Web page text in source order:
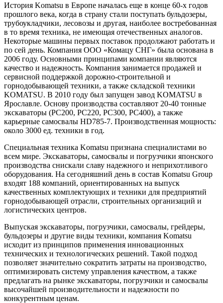
История Komatsu в Европе началась еще в конце 60-х годов
прошлого века, когда в страну стали поступать бульдозеры,
трубоукладчики, лесовозы и другая, наиболее востребованная
в то время техника, не имеющая отечественных аналогов.
Некоторые машины первых поставок продолжают работать и
по сей день. Компания ООО «Комацу СНГ» была основана в
2006 году. Основными принципами компании являются
качество и надежность. Компания занимается продажей и
сервисной поддержкой дорожно-строительной и
горнодобывающей техники, а также складской техники
KOMATSU. В 2010 году был запущен завод KOMATSU в
Ярославле. Основу производства составляют 20-40 тонные
экскаваторы (PC200, PC220, PC300, PC400), а также
карьерные самосвалы HD785-7. Производственная мощность:
около 3000 ед. техники в год.
Специальная техника Komatsu признана специалистами во
всем мире. Экскаваторы, самосвалы и погрузчики японского
производства снискали славу надежного и неприхотливого
оборудования. На сегодняшний день в состав Komatsu Group
входят 188 компаний, ориентированных на выпуск
качественных комплектующих и техники для предприятий
горнодобывающей отрасли, строительных организаций и
логистических центров.
Выпуская экскаваторы, погрузчики, самосвалы, грейдеры,
бульдозеры и другие виды техники, компания Komatsu
исходит из принципов применения инновационных
технических и технологических решений. Такой подход
позволяет значительно сократить затраты на производство,
оптимизировать систему управления качеством, а также
предлагать на рынке экскаваторы, погрузчики и самосвалы
высочайшей производительности и надежности по
конкурентным ценам.